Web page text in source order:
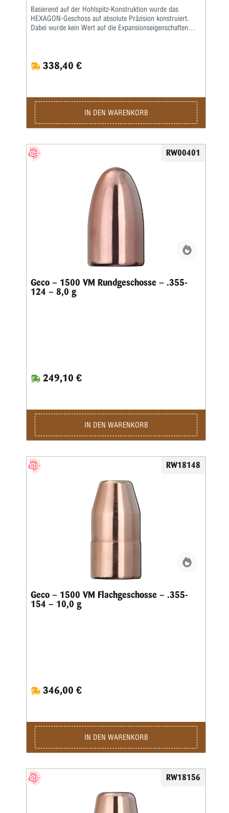
Basierend auf der Hohlspitz-Konstruktion wurde das
HEXAGON-Geschoss auf absolute Präzision konstruiert.
Dabei wurde kein Wert auf die Expansionseigenschaften
338,40 €
IN DEN WARENKORB
RW00401
Geco – 1500 VM Rundgeschosse – .355-
124 – 8,0 g
249,10 €
IN DEN WARENKORB
RW18148
Geco – 1500 VM Flachgeschosse – .355-
154 – 10,0 g
346,00 €
IN DEN WARENKORB
RW18156